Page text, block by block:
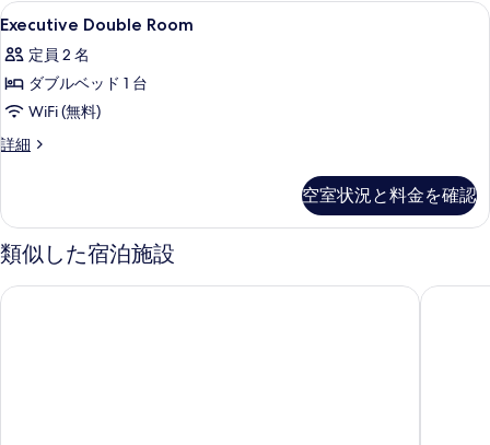
写
真
を
表
す
細
Executive
Double
Room
の
す
べ
写
真
を
高級寝具、羽毛の掛け布団、ミニバ
2
Executive Double Room
定員 2 名
ダブルベッド 1 台
WiFi (無料)
詳細
Executive
詳
細
空室状況と料金を確認
類似した宿泊施設
ロイヤルシーズンズホテル タイペイ ナンセイ (皇家季節酒店
ホテル